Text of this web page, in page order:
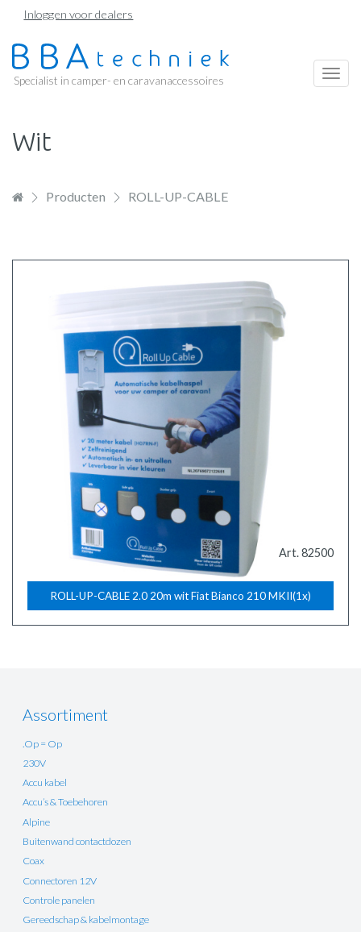
Overslaan
naar
de
Inloggen voor dealers
Specialist in camper- en caravanaccessoires
Wit
Producten ROLL-UP-CABLE
Art. 82500
ROLL-UP-CABLE 2.0 20m wit Fiat Bianco 210 MKII(1x)
Assortiment
.Op = Op
230V
Accu kabel
Accu’s & Toebehoren
Alpine
Buitenwand contactdozen
Coax
Connectoren 12V
Controle panelen
Gereedschap & kabelmontage